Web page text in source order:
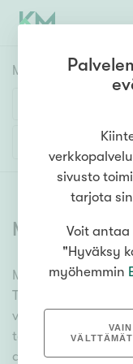
Myyntikohteet
1h 2h
Asuntotyyppi
Kerros-/
Rivitalo/paritalo
Omakoti-/
Maa- tai
Lisää hakuehtoja
Myytävät
Meiltä löydät
Tuhansien
verkostomme
tärkeimmässä
asunnot.
sivusto
tarjota
Voit antaa
"Hyväksy
myöhemmin
VAIN